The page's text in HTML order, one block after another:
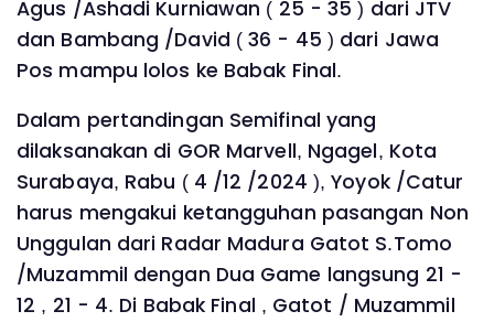
Agus /Ashadi Kurniawan ( 25 - 35 ) dari JTV
dan Bambang /David ( 36 - 45 ) dari Jawa
Pos mampu lolos ke Babak Final.
Dalam pertandingan Semifinal yang
dilaksanakan di GOR Marvell, Ngagel, Kota
Surabaya, Rabu ( 4 /12 /2024 ), Yoyok /Catur
harus mengakui ketangguhan pasangan Non
Unggulan dari Radar Madura Gatot S.Tomo
/Muzammil dengan Dua Game langsung 21 -
12 , 21 - 4. Di Babak Final , Gatot / Muzammil